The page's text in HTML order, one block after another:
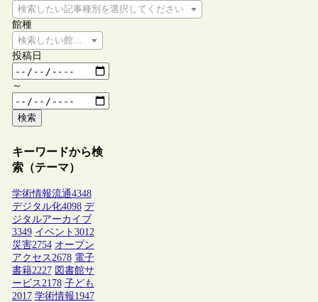
検索したい記事種別を選択してください
館種
検索したい館種を選択してください
投稿日
～
検索
キーワードから検
索（テーマ）
学術情報流通4348
デジタル化4098 デ
ジタルアーカイブ
3349 イベント 3012
災害2754 オープン
アクセス 2678 電子
書籍2227 図書館サ
ービス 2178 子ども
2017 学術情報1947